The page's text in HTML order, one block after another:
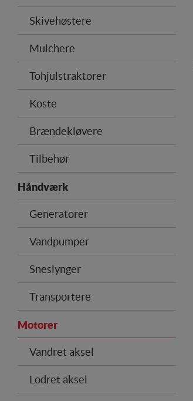
Skivehøstere
Mulchere
Tohjulstraktorer
Koste
Brændekløvere
Tilbehør
Håndværk
Generatorer
Vandpumper
Sneslynger
Transportere
Motorer
Vandret aksel
Lodret aksel